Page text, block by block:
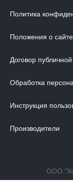
Политика
Положения о сайте
Договор
Обработка
Инструкция
Производители
ООО